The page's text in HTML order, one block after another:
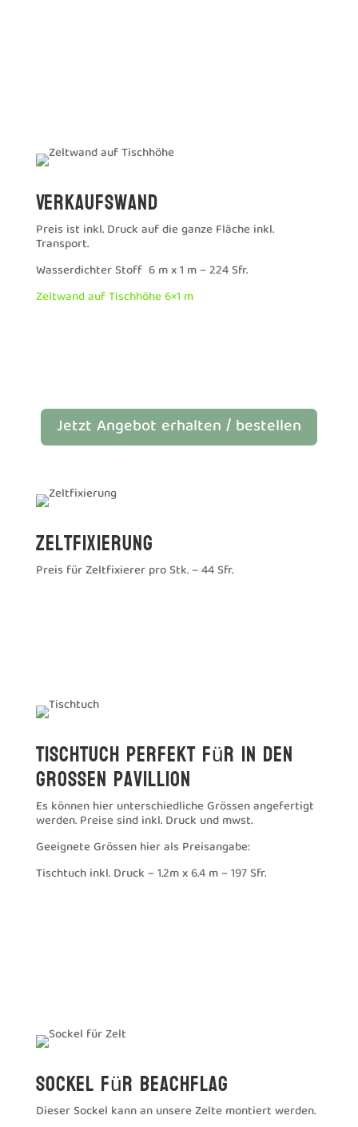
Verkaufswand
Preis ist inkl. Druck auf die ganze Fläche inkl.
Transport.
Wasserdichter Stoff 6 m x 1 m – 224 Sfr.
Zeltwand auf Tischhöhe 6×1 m
Jetzt Angebot erhalten / bestellen
Zeltfixierung
Preis für Zeltfixierer pro Stk. – 44 Sfr.
Tischtuch perfekt für in den
grossen Pavillion
Es können hier unterschiedliche Grössen angefertigt
werden. Preise sind inkl. Druck und mwst.
Geeignete Grössen hier als Preisangabe:
Tischtuch inkl. Druck – 1.2m x 6.4 m – 197 Sfr.
Sockel für Beachflag
Dieser Sockel kann an unsere Zelte montiert werden.